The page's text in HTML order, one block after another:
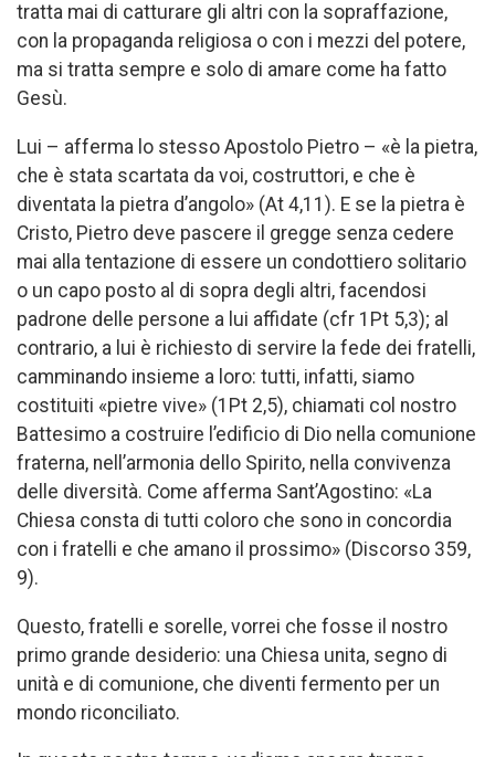
tratta mai di catturare gli altri con la sopraffazione,
con la propaganda religiosa o con i mezzi del potere,
ma si tratta sempre e solo di amare come ha fatto
Gesù.
Lui – afferma lo stesso Apostolo Pietro – «è la pietra,
che è stata scartata da voi, costruttori, e che è
diventata la pietra d’angolo» (At 4,11). E se la pietra è
Cristo, Pietro deve pascere il gregge senza cedere
mai alla tentazione di essere un condottiero solitario
o un capo posto al di sopra degli altri, facendosi
padrone delle persone a lui affidate (cfr 1Pt 5,3); al
contrario, a lui è richiesto di servire la fede dei fratelli,
camminando insieme a loro: tutti, infatti, siamo
costituiti «pietre vive» (1Pt 2,5), chiamati col nostro
Battesimo a costruire l’edificio di Dio nella comunione
fraterna, nell’armonia dello Spirito, nella convivenza
delle diversità. Come afferma Sant’Agostino: «La
Chiesa consta di tutti coloro che sono in concordia
con i fratelli e che amano il prossimo» (Discorso 359,
9).
Questo, fratelli e sorelle, vorrei che fosse il nostro
primo grande desiderio: una Chiesa unita, segno di
unità e di comunione, che diventi fermento per un
mondo riconciliato.